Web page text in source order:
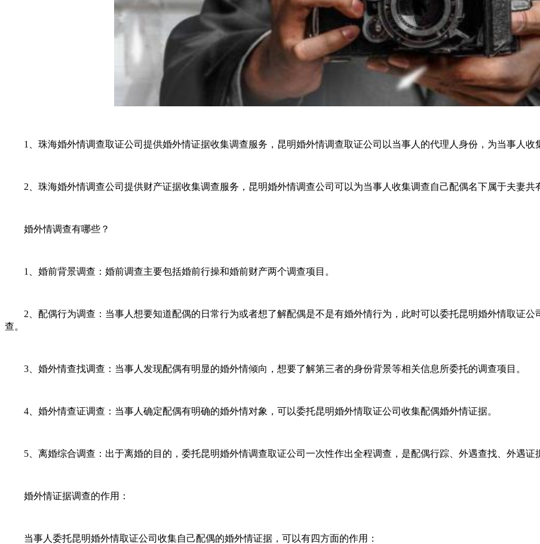
1、珠海婚外情调查取证公司提供婚外情证据收集调查服务，昆明婚外情调查取证公司以当事人的代理人身份，为当事人收
2、珠海婚外情调查公司提供财产证据收集调查服务，昆明婚外情调查公司可以为当事人收集调查自己配偶名下属于夫妻共
婚外情调查有哪些？
1、婚前背景调查：婚前调查主要包括婚前行操和婚前财产两个调查项目。
2、配偶行为调查：当事人想要知道配偶的日常行为或者想了解配偶是不是有婚外情行为，此时可以委托昆明婚外情取证公
查。
3、婚外情查找调查：当事人发现配偶有明显的婚外情倾向，想要了解第三者的身份背景等相关信息所委托的调查项目。
4、婚外情查证调查：当事人确定配偶有明确的婚外情对象，可以委托昆明婚外情取证公司收集配偶婚外情证据。
5、离婚综合调查：出于离婚的目的，委托昆明婚外情调查取证公司一次性作出全程调查，是配偶行踪、外遇查找、外遇证
婚外情证据调查的作用：
当事人委托昆明婚外情取证公司收集自己配偶的婚外情证据，可以有四方面的作用：